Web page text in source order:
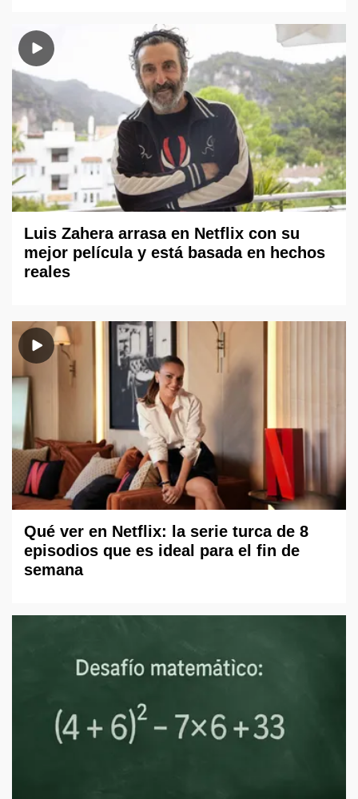
Luis Zahera arrasa en Netflix con su
mejor película y está basada en hechos
reales
Qué ver en Netflix: la serie turca de 8
episodios que es ideal para el fin de
semana